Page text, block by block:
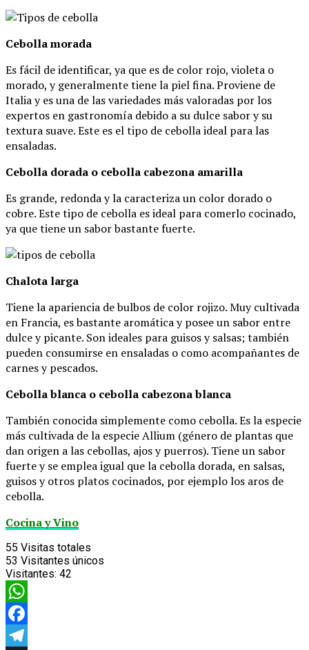
Cebolla morada
Es fácil de identificar, ya que es de color rojo, violeta o
morado, y generalmente tiene la piel fina. Proviene de
Italia y es una de las variedades más valoradas por los
expertos en gastronomía debido a su dulce sabor y su
textura suave. Este es el tipo de cebolla ideal para las
ensaladas.
Cebolla dorada o cebolla cabezona amarilla
Es grande, redonda y la caracteriza un color dorado o
cobre. Este tipo de cebolla es ideal para comerlo cocinado,
ya que tiene un sabor bastante fuerte.
Chalota larga
Tiene la apariencia de bulbos de color rojizo. Muy cultivada
en Francia, es bastante aromática y posee un sabor entre
dulce y picante. Son ideales para guisos y salsas; también
pueden consumirse en ensaladas o como acompañantes de
carnes y pescados.
Cebolla blanca o cebolla cabezona blanca
También conocida simplemente como cebolla. Es la especie
más cultivada de la especie Allium (género de plantas que
dan origen a las cebollas, ajos y puerros). Tiene un sabor
fuerte y se emplea igual que la cebolla dorada, en salsas,
guisos y otros platos cocinados, por ejemplo los aros de
cebolla.
Cocina y Vino
55 Visitas totales
53 Visitantes únicos
Visitantes: 42
WhatsApp
Facebook